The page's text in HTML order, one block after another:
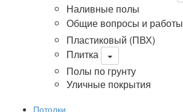
Наливные полы
Общие вопросы и работы
Пластиковый (ПВХ)
Плитка
Полы по грунту
Уличные покрытия
Потолки